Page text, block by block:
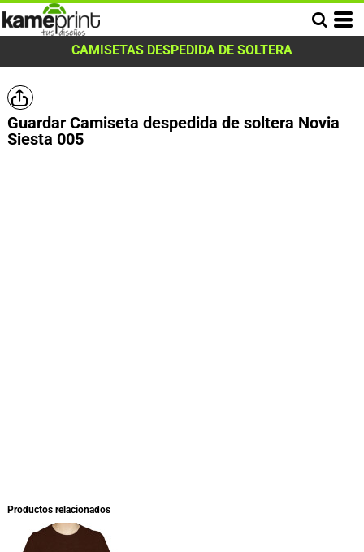
CAMISETAS DESPEDIDA DE SOLTERA
Guardar Camiseta despedida de soltera Novia
Siesta 005
Productos relacionados